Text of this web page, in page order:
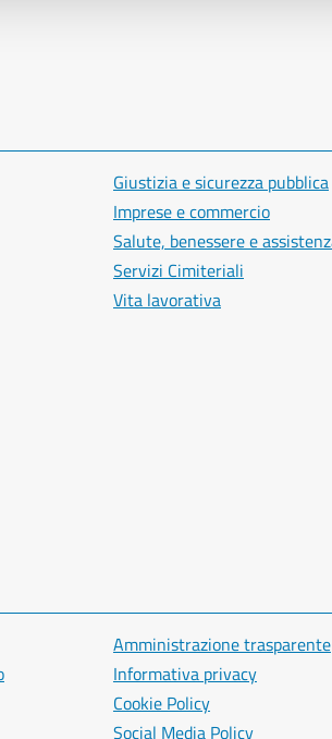
Giustizia e sicurezza pubblica
Imprese e commercio
Salute, benessere e
Servizi Cimiteriali
Vita lavorativa
Amministrazione trasparente
Informativa privacy
Cookie Policy
Social Media Policy